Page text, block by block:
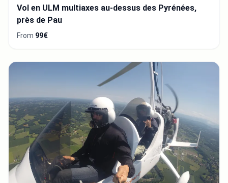
Vol en ULM multiaxes au-dessus des Pyrénées,
près de Pau
From 99€